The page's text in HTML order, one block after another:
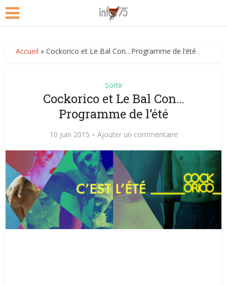
Accueil »Cockorico et Le Bal Con…Programme de l’été
Sortir
Cockorico et Le Bal Con…
Programme de l’été
10 juin 2015 Ajouter un commentaire